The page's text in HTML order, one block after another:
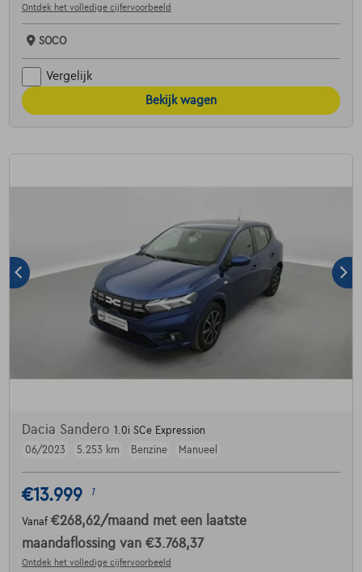
Ontdek het volledige cijfervoorbeeld
SOCO
Vergelijk
Bekijk wagen
Dacia Sandero 1.0i SCe Expression
06/2023
5.253 km Benzine Manueel
€13.999 1
Vanaf €268,62/maand met een laatste
maandaflossing van €3.768,37
Ontdek het volledige cijfervoorbeeld